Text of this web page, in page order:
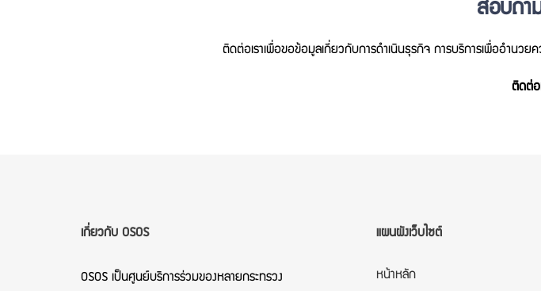
สอบถา
ติดต่อเราเพื่อขอข้อมูลเกี่ยวกับการดำเนินธุรกิจ การบริการเพื่ออำนว
ติดต่อ
เกี่ยวกับ OSOS
OSOS เป็นศูนย์บริการร่วมของหลายกระทรวง
แผนผังเว็บไซต์
หน้าหลัก